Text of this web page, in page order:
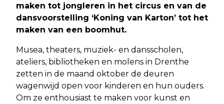
maken tot jongleren in het circus en van de
dansvoorstelling ‘Koning van Karton’ tot het
maken van een boomhut.
Musea, theaters, muziek- en dansscholen,
ateliers, bibliotheken en molens in Drenthe
zetten in de maand oktober de deuren
wagenwijd open voor kinderen en hun ouders.
Om ze enthousiast te maken voor kunst en